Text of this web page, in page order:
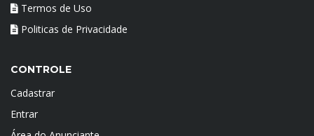
Termos de Uso
Politicas de Privacidade
CONTROLE
Cadastrar
Entrar